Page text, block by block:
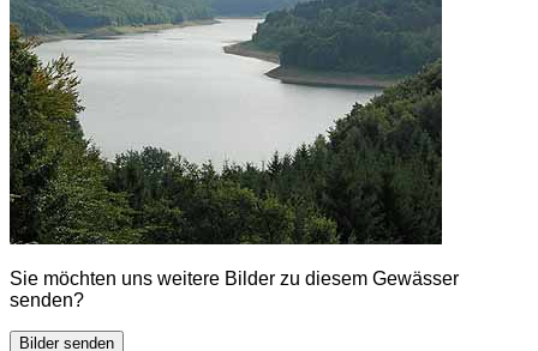
Sie möchten uns weitere Bilder zu diesem Gewässer
senden?
Bilder senden